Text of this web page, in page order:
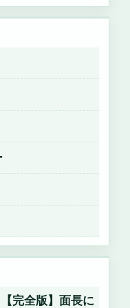
【完全版】面長に